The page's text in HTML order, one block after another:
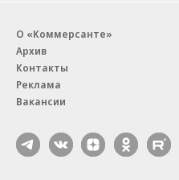
О «Коммерсанте»
Архив
Контакты
Реклама
Вакансии